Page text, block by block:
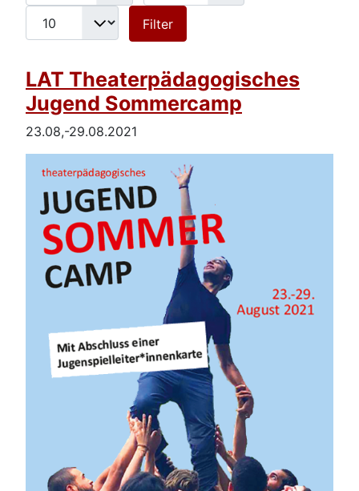
Filter
LAT Theaterpädagogisches
Jugend Sommercamp
23.08,-29.08.2021